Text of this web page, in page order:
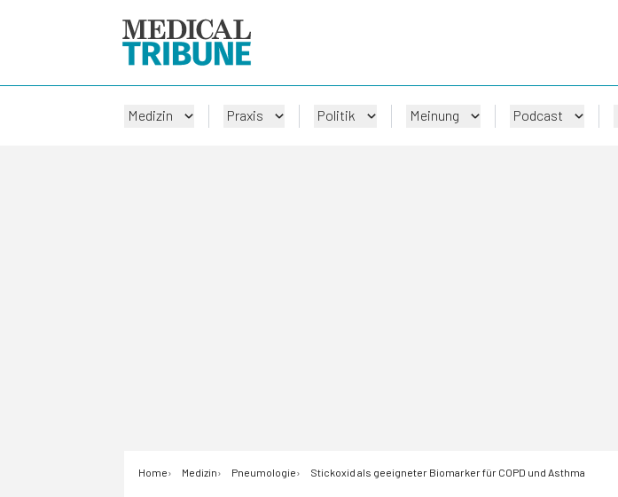
Medizin Praxis Politik Meinung Podcast
Home Medizin Pneumologie Stickoxid als geeigneter Biomarker für COPD und Asthma